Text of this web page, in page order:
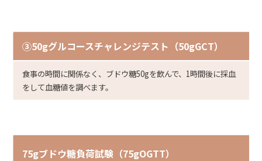
③50gグルコースチャレンジテスト（50gGCT）
食事の時間に関係なく、ブドウ糖50gを飲んで、1時間後に採血
をして血糖値を調べます。
75gブドウ糖負荷試験（75gOGTT）